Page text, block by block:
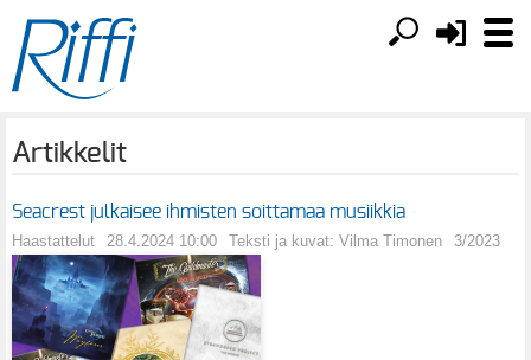
Artikkelit
Seacrest julkaisee ihmisten soittamaa musiikkia
Haastattelut 28.4.2024 10:00 Teksti ja kuvat: Vilma Timonen 3/2023